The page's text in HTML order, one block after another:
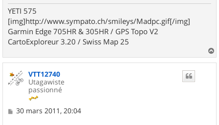
YETI 575
[img]http://www.sympato.ch/smileys/Madpc.gif[/img]
Garmin Edge 705HR & 305HR / GPS Topo V2
CartoExploreur 3.20 / Swiss Map 25
a
u
VTT12740
Utagawiste
passionné
M
30 mars 2011, 20:04